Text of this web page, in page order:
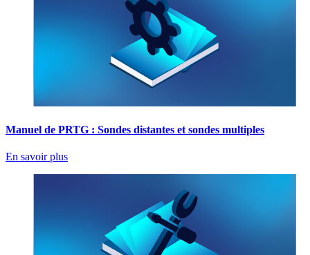
Manuel de PRTG : Sondes distantes et sondes multiples
En savoir plus